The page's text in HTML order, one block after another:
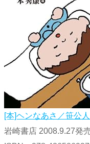
[本]ヘンなあさ／笹公
岩崎書店 2008.9.27発